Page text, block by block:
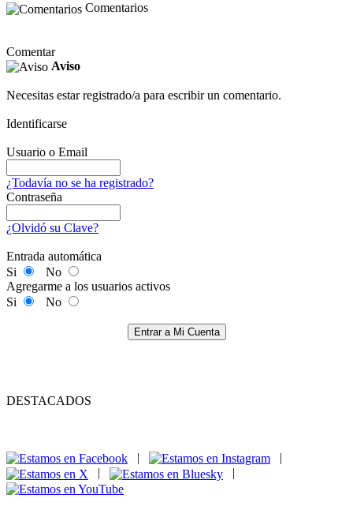
Comentarios
Comentar
Aviso
Necesitas estar registrado/a para escribir un comentario.
Identificarse
Usuario o Email
¿Todavía no se ha registrado?
Contraseña
¿Olvidó su Clave?
Entrada automática
Si
No
Agregarme a los usuarios activos
Si
No
Entrar a Mi Cuenta
DESTACADOS
|
|
|
|